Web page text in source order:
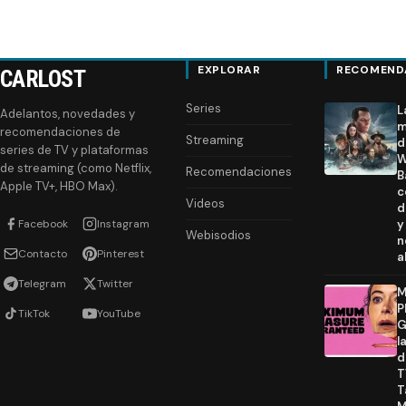
CARLOST
Adelantos, novedades y
recomendaciones de
series de TV y plataformas
de streaming (como Netflix,
Apple TV+, HBO Max).
Facebook Instagram
Contacto Pinterest
Telegram Twitter
TikTok YouTube
EXPLORAR
Series
Streaming
Recomendaciones
Videos
Webisodios
y